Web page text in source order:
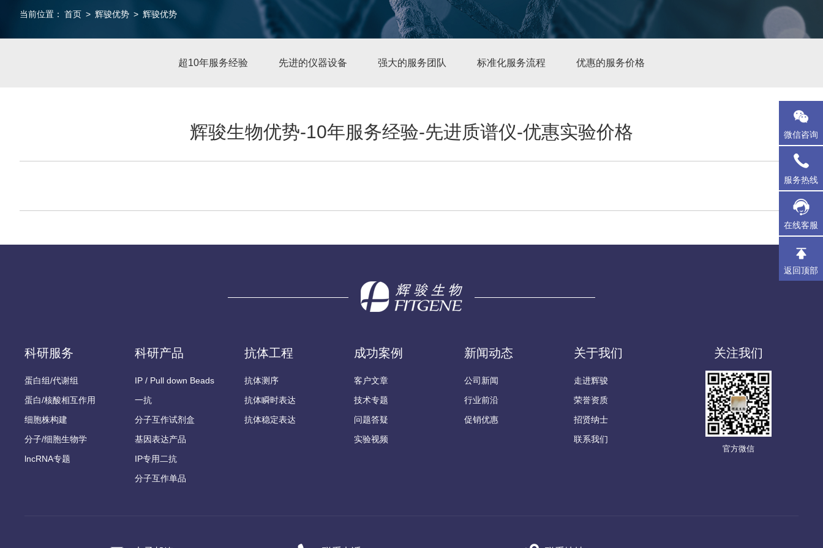
当前位置： 首页 > 辉骏优势 > 辉骏优势
超10年服务经验 先进的仪器设备 强大的服务团队 标准化服务流程 优惠的服务价格
辉骏生物优势-10年服务经验-先进质谱仪-优惠实验价格
科研服务
蛋白组/代谢组
蛋白/核酸相互作用
细胞株构建
分子/细胞生物学
lncRNA专题
科研产品
IP / Pull down Beads
一抗
分子互作试剂盒
基因表达产品
IP专用二抗
分子互作单品
抗体工程
抗体测序
抗体瞬时表达
抗体稳定表达
成功案例
客户文章
技术专题
问题答疑
实验视频
新闻动态
公司新闻
行业前沿
促销优惠
关于我们
走进辉骏
荣誉资质
招贤纳士
联系我们
关注我们
官方微信
微信咨询
服务热线
在线客服
返回顶部